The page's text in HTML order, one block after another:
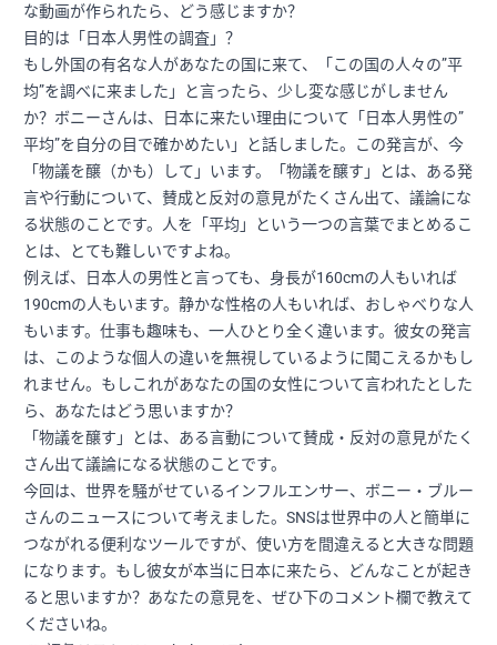
な動画が作られたら、どう感じますか？
目的は「日本人男性の調査」？
もし外国の有名な人があなたの国に来て、「この国の人々の”平
均”を調べに来ました」と言ったら、少し変な感じがしません
か？ボニーさんは、日本に来たい理由について「日本人男性の”
平均”を自分の目で確かめたい」と話しました。この発言が、今
「物議を醸（かも）して」います。「物議を醸す」とは、ある発
言や行動について、賛成と反対の意見がたくさん出て、議論にな
る状態のことです。人を「平均」という一つの言葉でまとめるこ
とは、とても難しいですよね。
例えば、日本人の男性と言っても、身長が160cmの人もいれば
190cmの人もいます。静かな性格の人もいれば、おしゃべりな人
もいます。仕事も趣味も、一人ひとり全く違います。彼女の発言
は、このような個人の違いを無視しているように聞こえるかもし
れません。もしこれがあなたの国の女性について言われたとした
ら、あなたはどう思いますか？
「物議を醸す」とは、ある言動について賛成・反対の意見がたく
さん出て議論になる状態のことです。
今回は、世界を騒がせているインフルエンサー、ボニー・ブルー
さんのニュースについて考えました。SNSは世界中の人と簡単に
つながれる便利なツールですが、使い方を間違えると大きな問題
になります。もし彼女が本当に日本に来たら、どんなことが起き
ると思いますか？あなたの意見を、ぜひ下のコメント欄で教えて
くださいね。